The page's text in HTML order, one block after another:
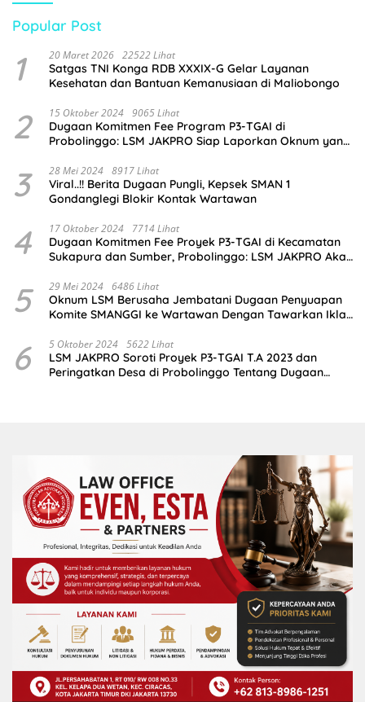
Popular Post
1 20 Maret 2026 22522 Lihat
Satgas TNI Konga RDB XXXIX-G Gelar Layanan
Kesehatan dan Bantuan Kemanusiaan di Maliobongo
2 15 Oktober 2024 9065 Lihat
Dugaan Komitmen Fee Program P3-TGAI di
Probolinggo: LSM JAKPRO Siap Laporkan Oknum yang
3 28 Mei 2024 8917 Lihat
Viral..!! Berita Dugaan Pungli, Kepsek SMAN 1
Gondanglegi Blokir Kontak Wartawan
4 17 Oktober 2024 7714 Lihat
Dugaan Komitmen Fee Proyek P3-TGAI di Kecamatan
Sukapura dan Sumber, Probolinggo: LSM JAKPRO Akan
5 29 Mei 2024 6486 Lihat
Oknum LSM Berusaha Jembatani Dugaan Penyuapan
Komite SMANGGI ke Wartawan Dengan Tawarkan Iklan
6 5 Oktober 2024 5622 Lihat
LSM JAKPRO Soroti Proyek P3-TGAI T.A 2023 dan
Peringatkan Desa di Probolinggo Tentang Dugaan